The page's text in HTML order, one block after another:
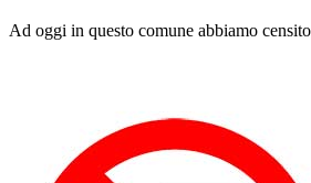
Ad oggi in questo comune abbiamo